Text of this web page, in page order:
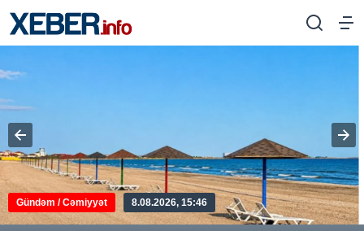
Gündəm / Cəmiyyət 8.08.2026, 15:46